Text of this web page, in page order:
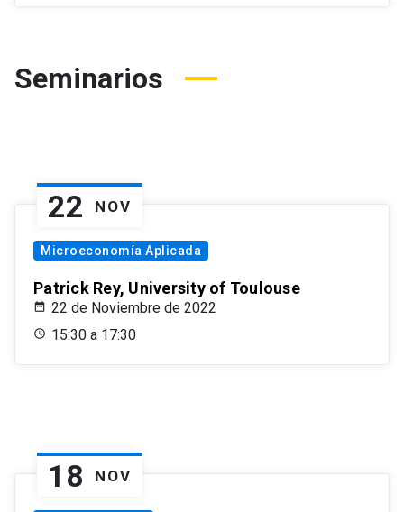
Seminarios
22 NOV
Microeconomía Aplicada
Patrick Rey, University of Toulouse
22 de Noviembre de 2022
15:30 a 17:30
18 NOV